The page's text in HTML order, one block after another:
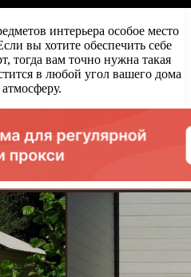
интерьера особое место
вы хотите обеспечить себе
тогда вам точно нужна такая
в любой угол вашего дома